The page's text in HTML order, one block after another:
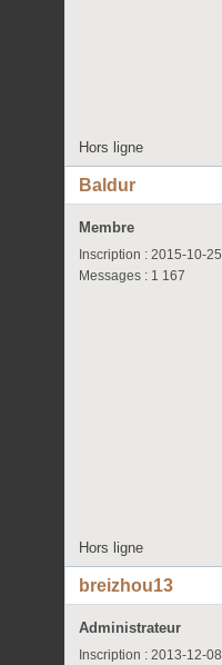
Hors ligne
Baldur
Membre
Inscription : 2015-10-25
Messages : 1 167
Hors ligne
breizhou13
Administrateur
Inscription : 2013-12-08